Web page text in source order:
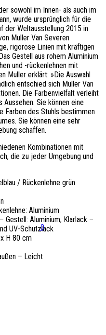
0
sowohl im Innen- als auch im
wurde ursprünglich für die
der Weltausstellung 2015 in
Muller Van Severen
rigorose Linien mit kräftigen
Gestell aus rohem Aluminium
und -rückenlehnen mit
Muller erklärt: »Die Auswahl
entschied sich Muller Van
Die Farbenvielfalt verleiht
Sie können eine
Farben des Stuhls bestimmen
Sie können eine sehr
schaffen.
Kombinationen mit
die zu jeder Umgebung und
/ Rückenlehne grün
Aluminium
Gestell: Aluminium, Klarlack –
UV-Schutzlack
H 80 cm
– Leicht